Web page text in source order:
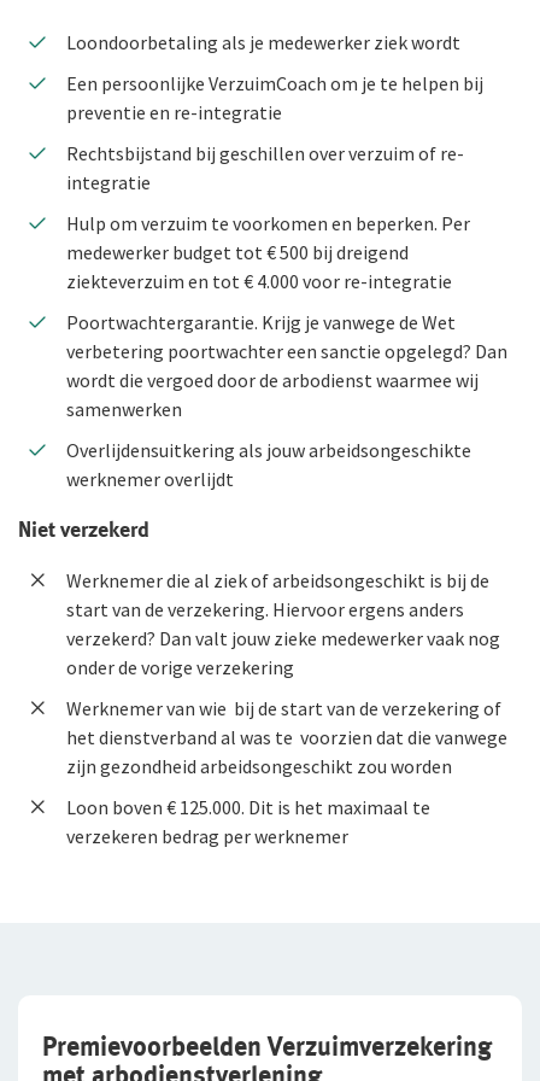
Duurzaam ondernemen
Samenwerking met adviseurs
Werken bij De Goudse
Vacatures
Traineeship
Stages en afstuderen
Arbeidsvoorwaarden
Sollicitatieprocedure
Jaarverslag
Loondoorbetaling als je medewerker ziek wordt
Een persoonlijke VerzuimCoach om je te helpen bij
preventie en re-integratie
Rechtsbijstand bij geschillen over verzuim of re-
integratie
Hulp om verzuim te voorkomen en beperken. Per
medewerker budget tot € 500 bij dreigend
ziekteverzuim en tot € 4.000 voor re-integratie
Poortwachtergarantie. Krijg je vanwege de Wet
verbetering poortwachter een sanctie opgelegd? Dan
wordt die vergoed door de arbodienst waarmee wij
samenwerken
Overlijdensuitkering als jouw arbeidsongeschikte
werknemer overlijdt
Niet verzekerd
Werknemer die al ziek of arbeidsongeschikt is bij de
start van de verzekering. Hiervoor ergens anders
verzekerd? Dan valt jouw zieke medewerker vaak nog
onder de vorige verzekering
Werknemer van wie bij de start van de verzekering of
het dienstverband al was te voorzien dat die vanwege
zijn gezondheid arbeidsongeschikt zou worden
Loon boven € 125.000. Dit is het maximaal te
verzekeren bedrag per werknemer
Premievoorbeelden Verzuimverzekering